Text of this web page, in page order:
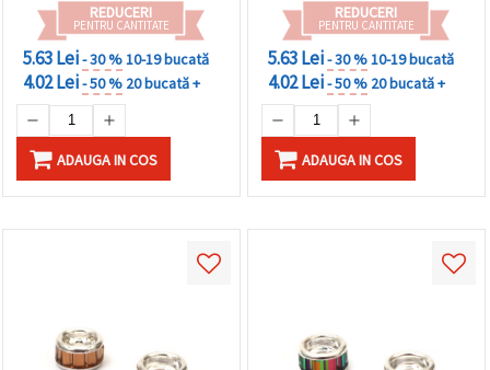
REDUCERI
PENTRU CANTITATE
5.63 Lei- 30 %10-19 bucată
4.02 Lei- 50 % 20 bucată +
ADAUGA IN COS
REDUCERI
PENTRU CANTITATE
5.63 Lei- 30 %10-19 bucată
4.02 Lei- 50 % 20 bucată +
ADAUGA IN COS